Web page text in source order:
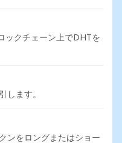
ックチェーン上でDHTを
します。
ンをロングまたはショー